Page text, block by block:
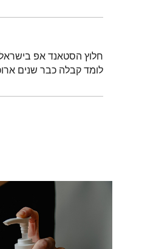
חלוץ הסטאנד אפ בישראל,
לומד קבלה כבר שנים